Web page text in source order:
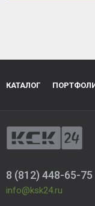
КАТАЛОГ
8 (812) 448-65-75
info@ksk24.ru